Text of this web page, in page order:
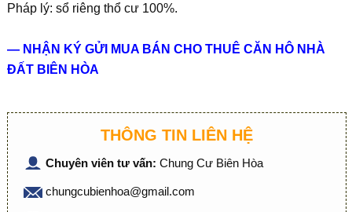
Pháp lý: sổ riêng thổ cư 100%.
— NHẬN KÝ GỬI MUA BÁN CHO THUÊ CĂN HÔ NHÀ
ĐẤT BIÊN HÒA
THÔNG TIN LIÊN HỆ
Chuyên viên tư vấn: Chung Cư Biên Hòa
chungcubienhoa@gmail.com